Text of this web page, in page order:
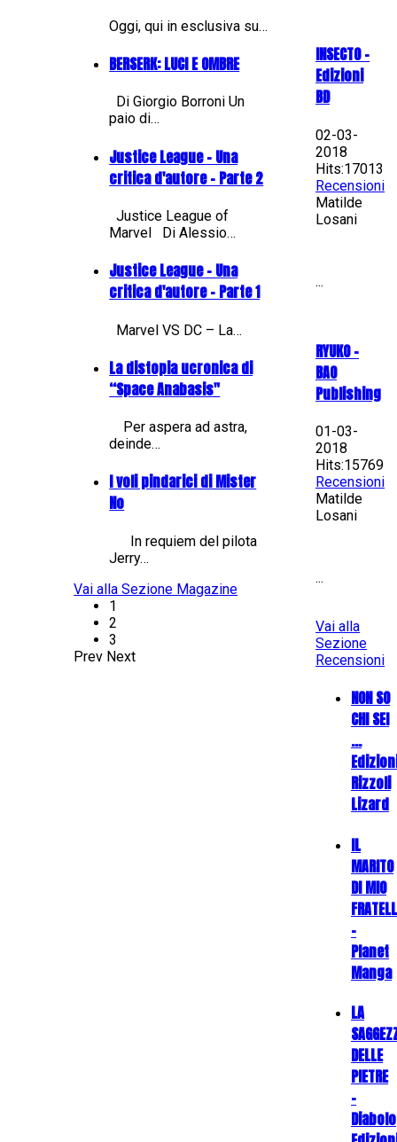
Oggi, qui in esclusiva su…
BERSERK: LUCI E OMBRE
Di Giorgio Borroni Un
paio di…
Justice League - Una
critica d'autore - Parte 2
Justice League of
Marvel Di Alessio…
Justice League - Una
critica d'autore - Parte 1
Marvel VS DC – La…
La distopia ucronica di
“Space Anabasis"
Per aspera ad astra,
deinde…
I voli pindarici di Mister
No
In requiem del pilota
Jerry…
Vai alla Sezione Magazine
1
2
3
Prev Next
INSECTO -
Edizioni
BD
02-03-
2018
Hits:17013
Recensioni
Matilde
Losani
...
RYUKO -
BAO
Publishing
01-03-
2018
Hits:15769
Recensioni
Matilde
Losani
...
Vai alla
Sezione
Recensioni
NON SO
CHI SEI
...
Rizzoli
Lizard
IL
MARITO
DI MIO
-
Planet
Manga
LA
DELLE
PIETRE
-
Diabolo